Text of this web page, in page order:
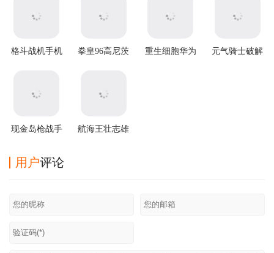
格斗战机手机
拳皇96高尼茨
重生细胞华为
元气骑士破解
现金岛枪战手
航海王壮志雄
用户评论